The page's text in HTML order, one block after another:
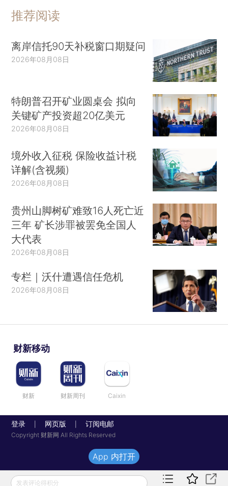
推荐阅读
离岸信托90天补税窗口期疑问
2026年08月08日
特朗普召开矿业圆桌会 拟向
关键矿产投资超20亿美元
2026年08月08日
境外收入征税 保险收益计税
详解(含视频)
2026年08月08日
贵州山脚树矿难致16人死亡近
三年 矿长涉罪被罢免全国人
大代表
2026年08月08日
专栏｜沃什遭遇信任危机
2026年08月08日
财新移动
财新 财新周刊 Caixin
登录 网页版 订阅电邮
Copyright 财新网 All Rights Reserved
发表评论得积分
App 内打开